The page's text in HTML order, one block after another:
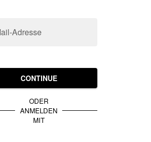
Adresse
CONTINUE
ODER
ANMELDEN
MIT